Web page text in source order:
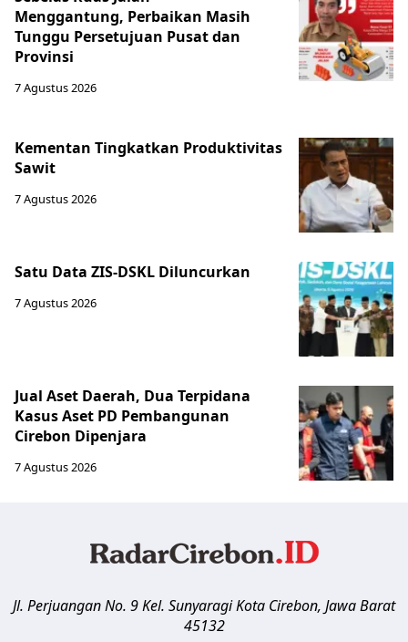
Menggantung, Perbaikan Masih
Tunggu Persetujuan Pusat dan
Provinsi
7 Agustus 2026
Kementan Tingkatkan Produktivitas
Sawit
7 Agustus 2026
Satu Data ZIS-DSKL Diluncurkan
7 Agustus 2026
Jual Aset Daerah, Dua Terpidana
Kasus Aset PD Pembangunan
Cirebon Dipenjara
7 Agustus 2026
Jl. Perjuangan No. 9 Kel. SunyaragiKota Cirebon, Jawa Barat
45132